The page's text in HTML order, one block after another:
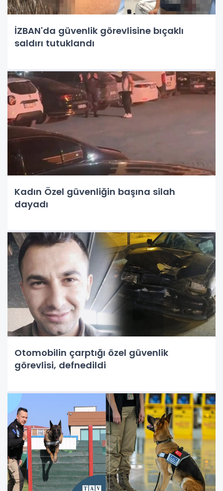
İZBAN'da güvenlik görevlisine bıçaklı
saldırı tutuklandı
Kadın Özel güvenliğin başına silah
dayadı
Otomobilin çarptığı özel güvenlik
görevlisi, defnedildi